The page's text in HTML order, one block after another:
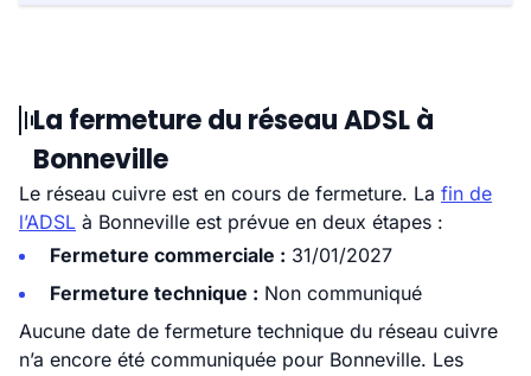
La fermeture du réseau ADSL à
Bonneville
Le réseau cuivre est en cours de fermeture. La fin de
l’ADSL à Bonneville est prévue en deux étapes :
Fermeture commerciale : 31/01/2027
Fermeture technique : Non communiqué
Aucune date de fermeture technique du réseau cuivre
n’a encore été communiquée pour Bonneville. Les